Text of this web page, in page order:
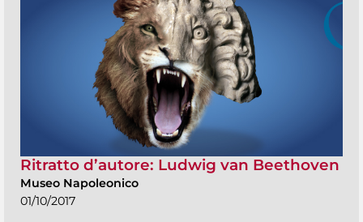
Ritratto d’autore: Ludwig van Beethoven
Museo Napoleonico
01/10/2017